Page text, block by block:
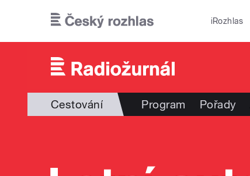
iRozhlas
Cestování Program Pořady